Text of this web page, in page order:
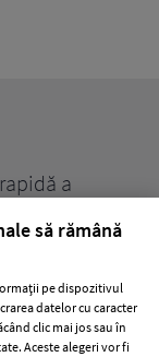
a
să rămână
pe dispozitivul
datelor cu caracter
clic mai jos sau în
Aceste alegeri vor fi